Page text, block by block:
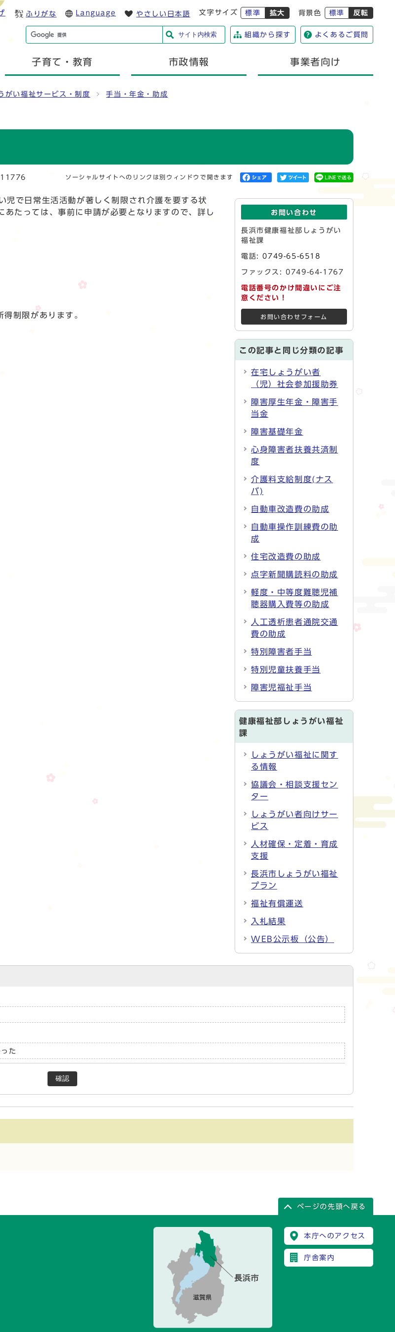
ふりがな Language やさしい日本語 文字サイズ 標準 拡大 背景色 標準 反転
サイト内検索 組織から探す よくあるご質問
子育て・教育 市政情報 事業者向け
がい福祉サービス・制度 手当・年金・助成
ソーシャルサイトへのリンクは別ウィンドウで開きます
で日常生活活動が著しく制限され介護を要する状
たっては、事前に申請が必要となりますので、詳し
制限があります。
お問い合わせ
長浜市健康福祉部しょうがい
福祉課
電話:0749-65-6518
ファックス: 0749-64-1767
電話番号のかけ間違いにご注
意ください！
お問い合わせフォーム
この記事と同じ分類の記事
在宅しょうがい者
（児）社会参加援助券
障害厚生年金・障害手
当金
障害基礎年金
心身障害者扶養共済制
度
介護料支給制度(ナス
バ)
自動車改造費の助成
自動車操作訓練費の助
成
住宅改造費の助成
点字新聞購読料の助成
軽度・中等度難聴児補
聴器購入費等の助成
人工透析患者通院交通
費の助成
特別障害者手当
特別児童扶養手当
障害児福祉手当
健康福祉部しょうがい福祉
課
しょうがい福祉に関す
る情報
協議会・相談支援セン
ター
しょうがい者向けサー
ビス
人材確保・定着・育成
支援
長浜市しょうがい福祉
プラン
福祉有償運送
入札結果
WEB公示板（公告）
た
確認
ページの先頭へ戻る
本庁へのアクセス
庁舎案内